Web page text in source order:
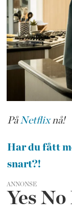
På Netflixnå!
Har du fått
snart?!
ANNONSE
Yes